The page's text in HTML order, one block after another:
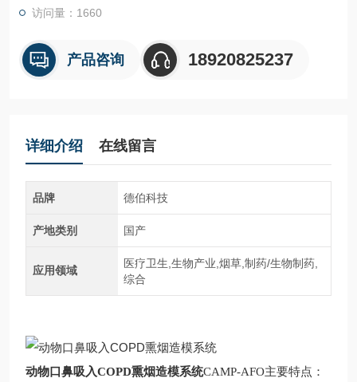
访问量：1660
产品咨询 18920825237
详细介绍 在线留言
品牌 德伯科技
产地类别 国产
应用领域
医疗卫生,生物产业,烟草,制药/生物制药,
综合
动物口鼻吸入COPD熏烟造模系统CAMP-AFO主要特点：